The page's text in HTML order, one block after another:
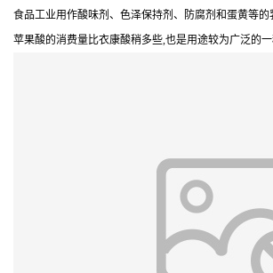
食品工业用作酸味剂、色泽保持剂、防腐剂和蛋黄等
苹果酸的消费量比衣康酸稍多些,也是用途较为广泛的